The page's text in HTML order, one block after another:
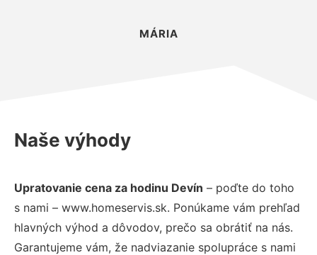
MÁRIA
Naše výhody
Upratovanie cena za hodinu Devín – poďte do toho
s nami – www.homeservis.sk. Ponúkame vám prehľad
hlavných výhod a dôvodov, prečo sa obrátiť na nás.
Garantujeme vám, že nadviazanie spolupráce s nami